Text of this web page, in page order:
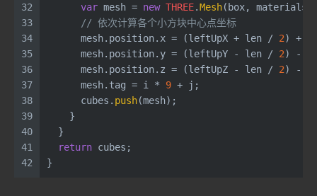
32
33
34
35
36
37
38
39
40
41
42
var mesh = new THREE.Mesh(box,
// 依次计算各个小方块中心点坐标
      mesh.
position. x = (leftUpX + len / 2) + (j
      mesh.
position. y = (leftUpY - len / 2) -
      mesh.
position. z = (leftUpZ - len / 2) - i
      mesh.
tag = i * 9 + j;
      cubes.
push(mesh);
    }
  }
return cubes;
}